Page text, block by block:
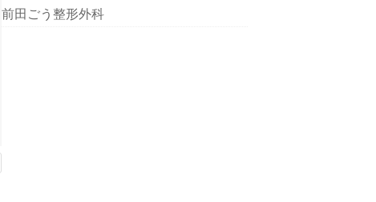
前田ごう整形外科